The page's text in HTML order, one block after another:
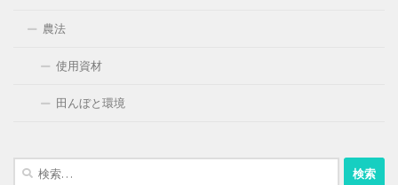
農法
使用資材
田んぼと環境
検